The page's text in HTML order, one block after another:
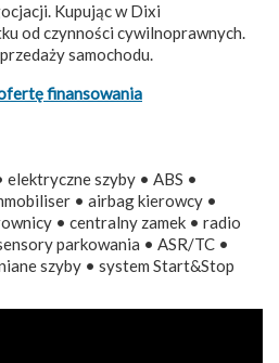
Kupując w Dixi
od czynności cywilnoprawnych.
samochodu.
finansowania
elektryczne szyby • ABS •
• airbag kierowcy •
• centralny zamek • radio
parkowania • ASR/TC •
szyby • system Start&Stop